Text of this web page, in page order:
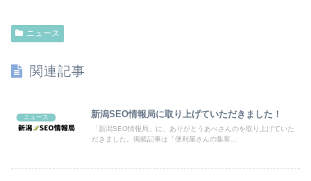
ニュース
関連記事
ニュース 新潟SEO情報局に取り上げていただきました！
「新潟SEO情報局」に、ありがとうあべさんのを取り上げていた
だきました。掲載記事は「便利屋さんの集客...